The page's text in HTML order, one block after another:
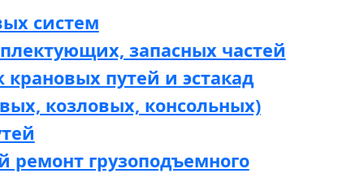
систем
запасных частей
путей и эстакад
козловых, консольных)
грузоподъемного